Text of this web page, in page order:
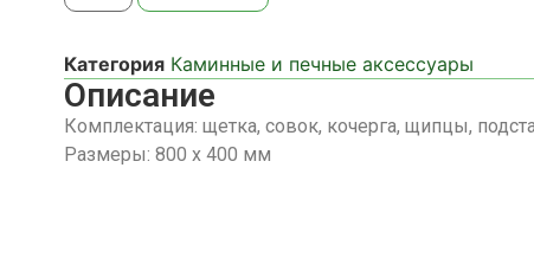
Категория Каминные и печные аксессуары
Описание
Комплектация: щетка, совок, кочерга, щипцы,
Размеры: 800 х 400 мм